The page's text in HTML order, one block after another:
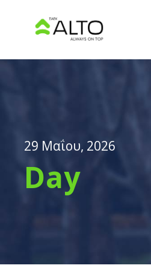
29 Μαΐου, 2026
Day